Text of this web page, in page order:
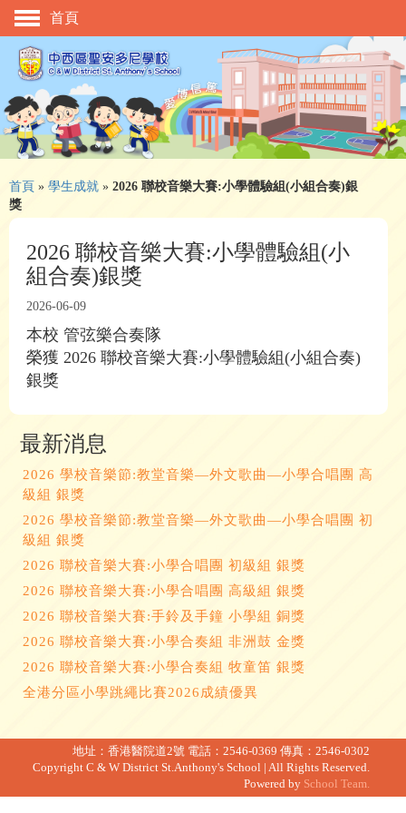
主頁
校慶活動
管理與組織
學與教
校風及學生支援
學生表現
相片及影片
入學申請
家長教師會
首頁
首頁 » 學生成就 » 2026 聯校音樂大賽:小學體驗組(小組合奏)銀
獎
2026 聯校音樂大賽:小學體驗組(小
組合奏)銀獎
2026-06-09
本校 管弦樂合奏隊
榮獲 2026 聯校音樂大賽:小學體驗組(小組合奏)
銀獎
最新消息
2026 學校音樂節:教堂音樂—外文歌曲—小學合唱團 高
級組 銀獎
2026 學校音樂節:教堂音樂—外文歌曲—小學合唱團 初
級組 銀獎
2026 聯校音樂大賽:小學合唱團 初級組 銀獎
2026 聯校音樂大賽:小學合唱團 高級組 銀獎
2026 聯校音樂大賽:手鈴及手鐘 小學組 銅獎
2026 聯校音樂大賽:小學合奏組 非洲鼓 金獎
2026 聯校音樂大賽:小學合奏組 牧童笛 銀獎
全港分區小學跳繩比賽2026成績優異
地址：香港醫院道2號 電話：2546-0369 傳真：2546-0302
Copyright C & W District St.Anthony's School | All Rights Reserved.
Powered by School Team.